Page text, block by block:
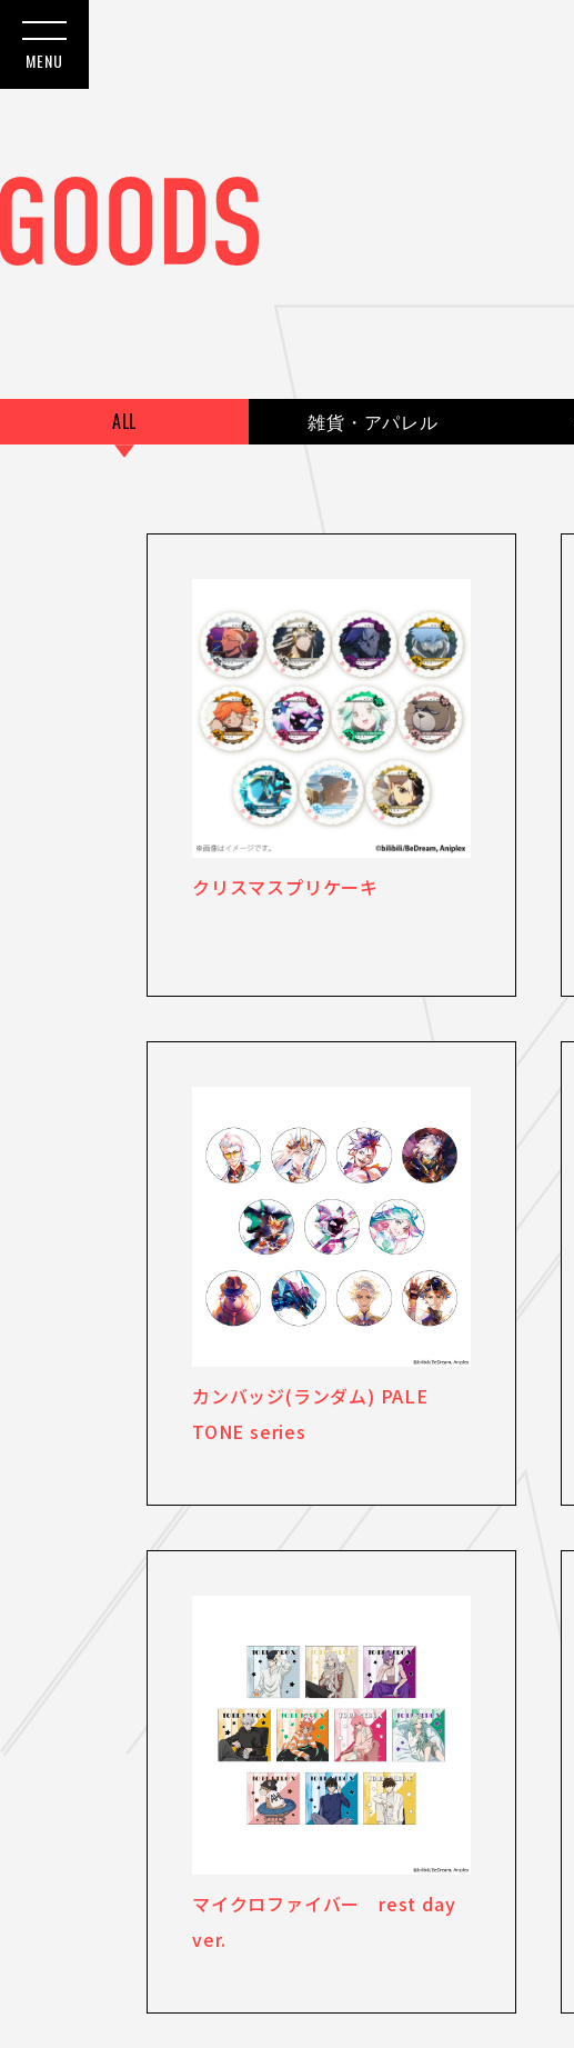
ALL 雑貨・アパレル
クリスマスプリケーキ
カンバッジ(ランダム) PALE
TONE series
マイクロファイバー rest day
ver.